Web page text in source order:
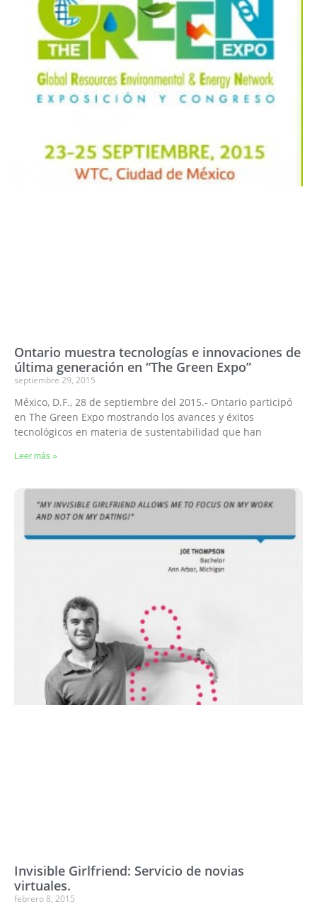
Ontario muestra tecnologías e innovaciones de
última generación en “The Green Expo”
septiembre 29, 2015
México, D.F., 28 de septiembre del 2015.- Ontario participó
en The Green Expo mostrando los avances y éxitos
tecnológicos en materia de sustentabilidad que han
Leer más »
Invisible Girlfriend: Servicio de novias
virtuales.
febrero 8, 2015